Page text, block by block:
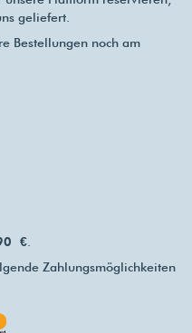
geliefert.
Bestellungen noch am
€
Zahlungsmöglichkeiten